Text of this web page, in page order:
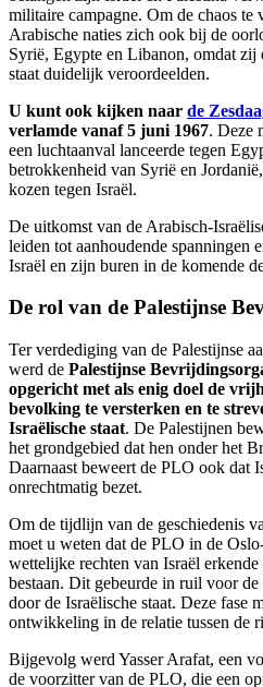
militaire campagne. Om de chaos
Arabische naties zich ook bij de
Syrië, Egypte en Libanon, omdat zij
staat duidelijk veroordeelden.
U kunt ook kijken naar de
verlamde vanaf 5 juni 1967. Deze
een luchtaanval lanceerde tegen
betrokkenheid van Syrië en
kozen tegen Israël.
De uitkomst van de Arabisch-
leiden tot aanhoudende spanningen
Israël en zijn buren in de komende
De rol van de Palestijnse
Ter verdediging van de Palestijnse
werd de Palestijnse
opgericht met als enig doel de
bevolking te versterken en te
Israëlische staat. De Palestijnen
het grondgebied dat hen onder het
Daarnaast beweert de PLO ook dat
onrechtmatig bezet.
Om de tijdlijn van de geschiedenis
moet u weten dat de PLO in de
wettelijke rechten van Israël erkende
bestaan. Dit gebeurde in ruil voor
door de Israëlische staat. Deze fase
ontwikkeling in de relatie tussen de
Bijgevolg werd Yasser Arafat, een
de voorzitter van de PLO, die een